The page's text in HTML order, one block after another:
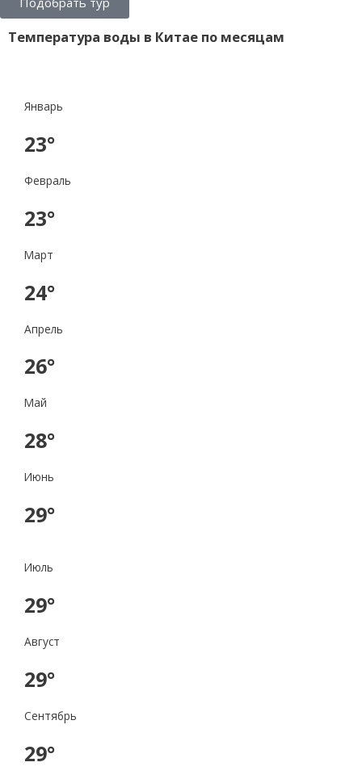
Температура воды в Китае по месяцам
Январь
23°
Февраль
23°
Март
24°
Апрель
26°
Май
28°
Июнь
29°
Июль
29°
Август
29°
Сентябрь
29°